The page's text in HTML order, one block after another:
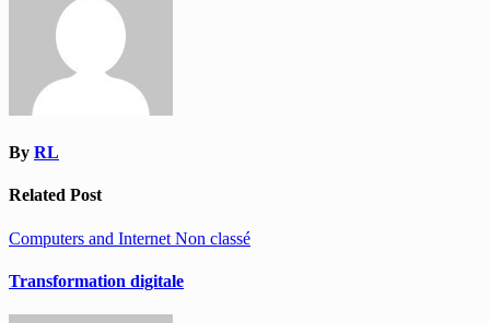
By RL
Related Post
Computers and Internet Non classé
Transformation digitale